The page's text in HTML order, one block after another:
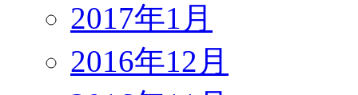
2017年1月
2016年12月